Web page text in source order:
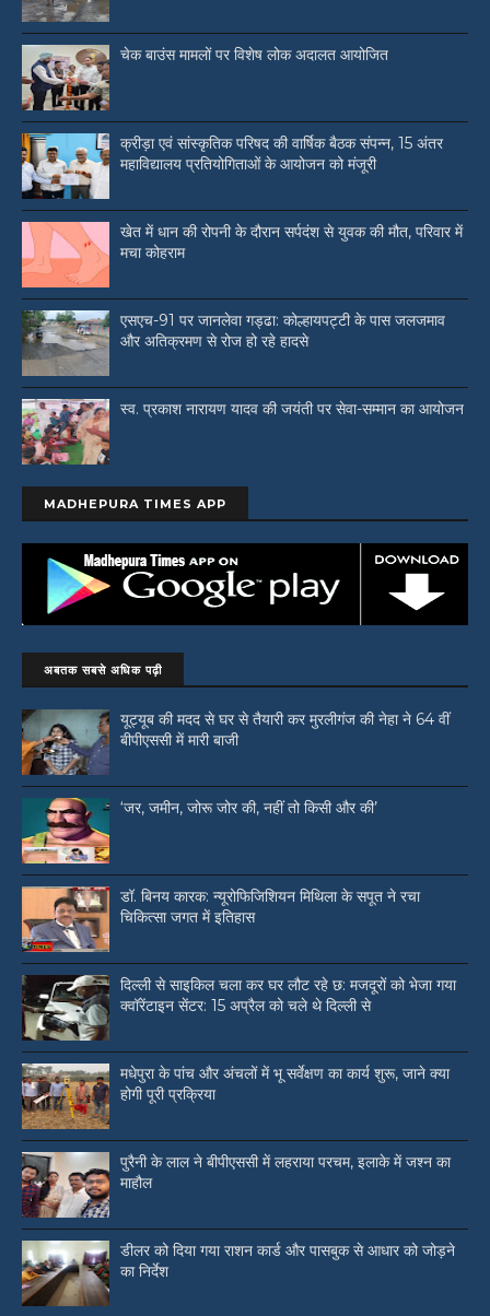
चेक बाउंस मामलों पर विशेष लोक अदालत आयोजित
क्रीड़ा एवं सांस्कृतिक परिषद की वार्षिक बैठक संपन्न, 15 अंतर
महाविद्यालय प्रतियोगिताओं के आयोजन को मंजूरी
खेत में धान की रोपनी के दौरान सर्पदंश से युवक की मौत, परिवार में
मचा कोहराम
एसएच-91 पर जानलेवा गड्ढा: कोल्हायपट्टी के पास जलजमाव
और अतिक्रमण से रोज हो रहे हादसे
स्व. प्रकाश नारायण यादव की जयंती पर सेवा-सम्मान का आयोजन
MADHEPURA TIMES APP
अबतक सबसे अधिक पढ़ी
यूट्यूब की मदद से घर से तैयारी कर मुरलीगंज की नेहा ने 64 वीं
बीपीएससी में मारी बाजी
‘जर, जमीन, जोरू जोर की, नहीं तो किसी और की’
डॉ. बिनय कारक: न्यूरोफिजिशियन मिथिला के सपूत ने रचा
चिकित्सा जगत में इतिहास
दिल्ली से साइकिल चला कर घर लौट रहे छ: मजदूरों को भेजा गया
क्वॉरेंटाइन सेंटर: 15 अप्रैल को चले थे दिल्ली से
मधेपुरा के पांच और अंचलों में भू सर्वेक्षण का कार्य शुरू, जाने क्या
होगी पूरी प्रक्रिया
पुरैनी के लाल ने बीपीएससी में लहराया परचम, इलाके में जश्न का
माहौल
डीलर को दिया गया राशन कार्ड और पासबुक से आधार को जोड़ने
का निर्देश